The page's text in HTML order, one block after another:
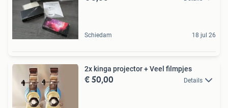
Schiedam 18 jul 26
2x kinga projector + Veel filmpjes
€ 50,00 Details